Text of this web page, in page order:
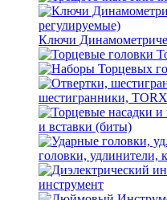
Ключи
шестигранники,
и вставки (биты)
головки, удлинители,
инструмент